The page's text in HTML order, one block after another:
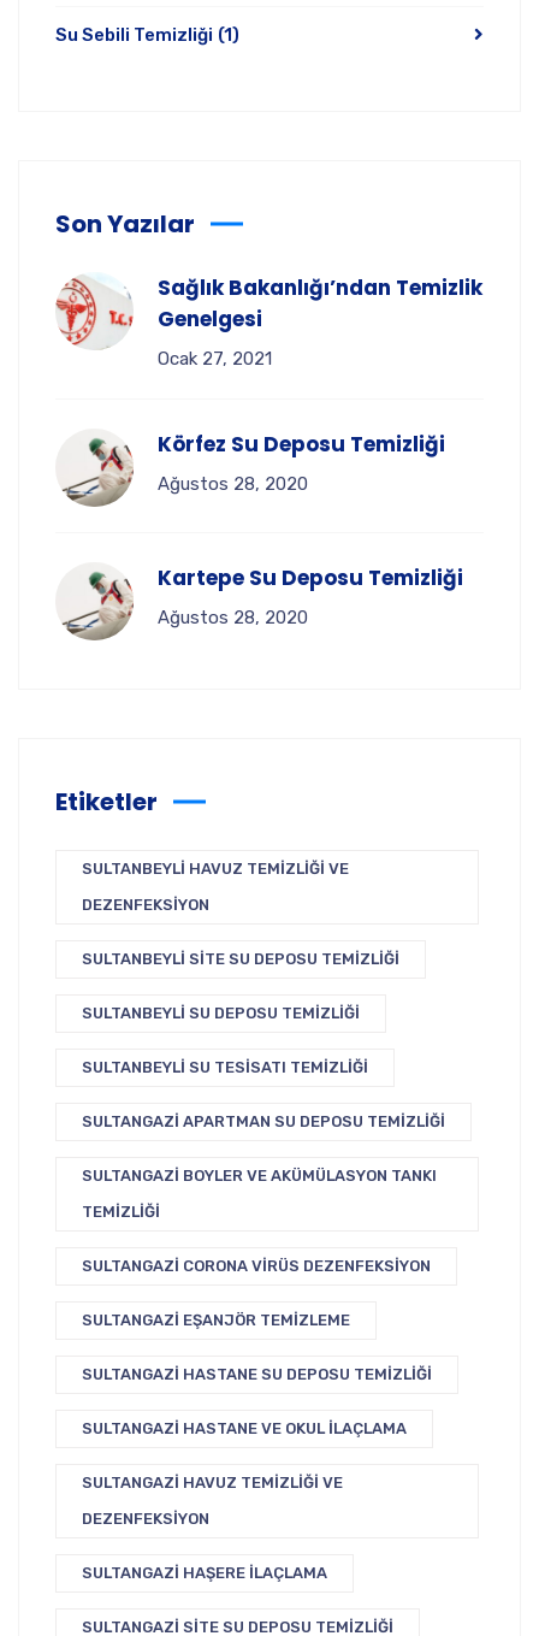
Su Sebili Temizliği (1)
Son Yazılar
Sağlık Bakanlığı’ndan Temizlik
Genelgesi
Ocak 27, 2021
Körfez Su Deposu Temizliği
Ağustos 28, 2020
Kartepe Su Deposu Temizliği
Ağustos 28, 2020
Etiketler
SULTANBEYLI HAVUZ TEMIZLIĞI VE
DEZENFEKSIYON
SULTANBEYLI SITE SU DEPOSU TEMIZLIĞI
SULTANBEYLI SU DEPOSU TEMIZLIĞI
SULTANBEYLI SU TESISATI TEMIZLIĞI
SULTANGAZI APARTMAN SU DEPOSU TEMIZLIĞI
SULTANGAZI BOYLER VE AKÜMÜLASYON TANKI
TEMIZLIĞI
SULTANGAZI CORONA VIRÜS DEZENFEKSIYON
SULTANGAZI EŞANJÖR TEMIZLEME
SULTANGAZI HASTANE SU DEPOSU TEMIZLIĞI
SULTANGAZI HASTANE VE OKUL İLAÇLAMA
SULTANGAZI HAVUZ TEMIZLIĞI VE
DEZENFEKSIYON
SULTANGAZI HAŞERE İLAÇLAMA
SULTANGAZI SITE SU DEPOSU TEMIZLIĞI